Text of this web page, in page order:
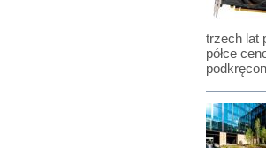
trzech lat
półce